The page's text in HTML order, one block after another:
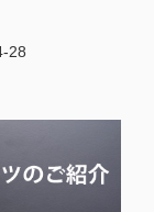
28